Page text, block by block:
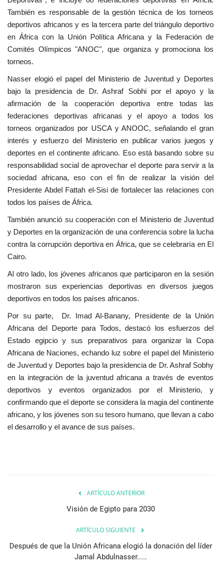
Galería
Lengua
English Swahili español
También es responsable de la gestión técnica de los torneos
deportivos africanos y es la tercera parte del triángulo deportivo
en África con la Unión Política Africana y la Federación de
Comités Olímpicos "ANOC", que organiza y promociona los
torneos.
Nasser elogió el papel del Ministerio de Juventud y Deportes
bajo la presidencia de Dr. Ashraf Sobhi por el apoyo y la
afirmación de la cooperación deportiva entre todas las
federaciones deportivas africanas y el apoyo a todos los
torneos organizados por USCA y ANOOC, señalando el gran
interés y esfuerzo del Ministerio en publicar varios juegos y
deportes en el continente africano. Eso está basando sobre su
responsabilidad social de aprovechar el deporte para servir a la
sociedad africana, eso con el fin de realizar la visión del
Presidente Abdel Fattah el-Sisi de fortalecer las relaciones con
todos los países de África.
También anunció su cooperación con el Ministerio de Juventud
y Deportes en la organización de una conferencia sobre la lucha
contra la corrupción deportiva en África, que se celebraría en El
Cairo.
Al otro lado, los jóvenes africanos que participaron en la sesión
mostraron sus experiencias deportivas en diversos juegos
deportivos en todos los países africanos.
Por su parte, Dr. Imad Al-Banany, Presidente de la Unión
Africana del Deporte para Todos, destacó los esfuerzos del
Estado egipcio y sus preparativos para organizar la Copa
Africana de Naciones, echando luz sobre el papel del Ministerio
de Juventud y Deportes bajo la presidencia de Dr. Ashraf Sobhy
en la integración de la juventud africana a través de eventos
deportivos y eventos organizados por el Ministerio, y
confirmando que el deporte se considera la magia del continente
africano, y los jóvenes son su tesoro humano, que llevan a cabo
el desarrollo y el avance de sus países.
ARTÍCULO ANTERIOR
Visión de Egipto para 2030
ARTÍCULO SIGUIENTE
Después de que la Unión Africana elogió la donación del líder
Jamal Abdulnasser.....